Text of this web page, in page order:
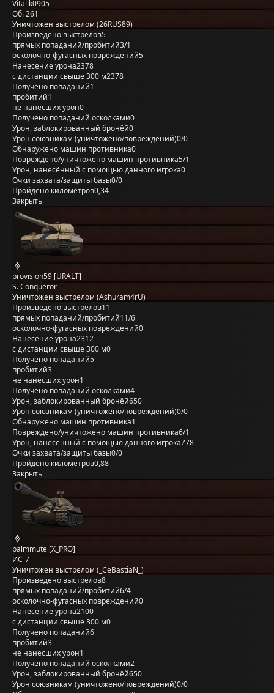
Vitalik0905
Об. 261
Уничтожен выстрелом (26RUS89)
Произведено выстрелов5
прямых попаданий/пробитий3/1
осколочно-фугасных повреждений5
Нанесение урона2378
с дистанции свыше 300 м2378
Получено попаданий1
пробитий1
не нанёсших урон0
Получено попаданий осколками0
Урон, заблокированный бронёй0
Урон союзникам (уничтожено/повреждений)0/0
Обнаружено машин противника0
Повреждено/уничтожено машин противника5/1
Урон, нанесённый с помощью данного игрока0
Очки захвата/защиты базы0/0
Пройдено километров0,34
Закрыть
provision59 [URALT]
S. Conqueror
Уничтожен выстрелом (Ashuram4rU)
Произведено выстрелов11
прямых попаданий/пробитий11/6
осколочно-фугасных повреждений0
Нанесение урона2312
с дистанции свыше 300 м0
Получено попаданий5
пробитий3
не нанёсших урон1
Получено попаданий осколками4
Урон, заблокированный бронёй650
Урон союзникам (уничтожено/повреждений)0/0
Обнаружено машин противника1
Повреждено/уничтожено машин противника6/1
Урон, нанесённый с помощью данного игрока778
Очки захвата/защиты базы0/0
Пройдено километров0,88
Закрыть
palmmute [X_PRO]
ИС-7
Уничтожен выстрелом (_CeBastiaN_)
Произведено выстрелов8
прямых попаданий/пробитий6/4
осколочно-фугасных повреждений0
Нанесение урона2100
с дистанции свыше 300 м0
Получено попаданий6
пробитий3
не нанёсших урон1
Получено попаданий осколками2
Урон, заблокированный бронёй650
Урон союзникам (уничтожено/повреждений)0/0